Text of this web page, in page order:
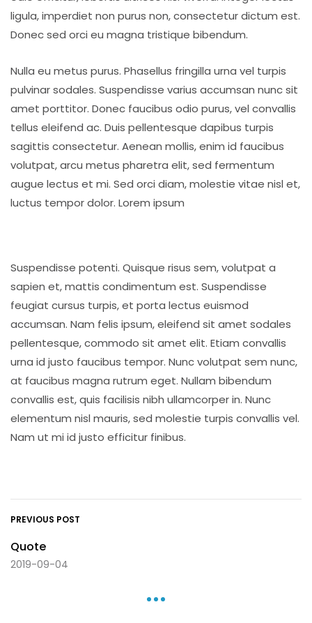
ligula, imperdiet non purus non, consectetur dictum est.
Donec sed orci eu magna tristique bibendum.
Nulla eu metus purus. Phasellus fringilla urna vel turpis
pulvinar sodales. Suspendisse varius accumsan nunc sit
amet porttitor. Donec faucibus odio purus, vel convallis
tellus eleifend ac. Duis pellentesque dapibus turpis
sagittis consectetur. Aenean mollis, enim id faucibus
volutpat, arcu metus pharetra elit, sed fermentum
augue lectus et mi. Sed orci diam, molestie vitae nisl et,
luctus tempor dolor. Lorem ipsum
Suspendisse potenti. Quisque risus sem, volutpat a
sapien et, mattis condimentum est. Suspendisse
feugiat cursus turpis, et porta lectus euismod
accumsan. Nam felis ipsum, eleifend sit amet sodales
pellentesque, commodo sit amet elit. Etiam convallis
urna id justo faucibus tempor. Nunc volutpat sem nunc,
at faucibus magna rutrum eget. Nullam bibendum
convallis est, quis facilisis nibh ullamcorper in. Nunc
elementum nisl mauris, sed molestie turpis convallis vel.
Nam ut mi id justo efficitur finibus.
PREVIOUS POST
Quote
2019-09-04